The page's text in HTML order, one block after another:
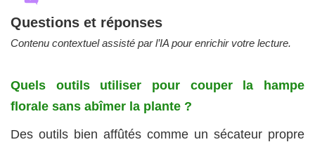
Questions et réponses
Contenu contextuel assisté par l’IA pour enrichir votre lecture.
Quels outils utiliser pour couper la hampe
florale sans abîmer la plante ?
Des outils bien affûtés comme un sécateur propre